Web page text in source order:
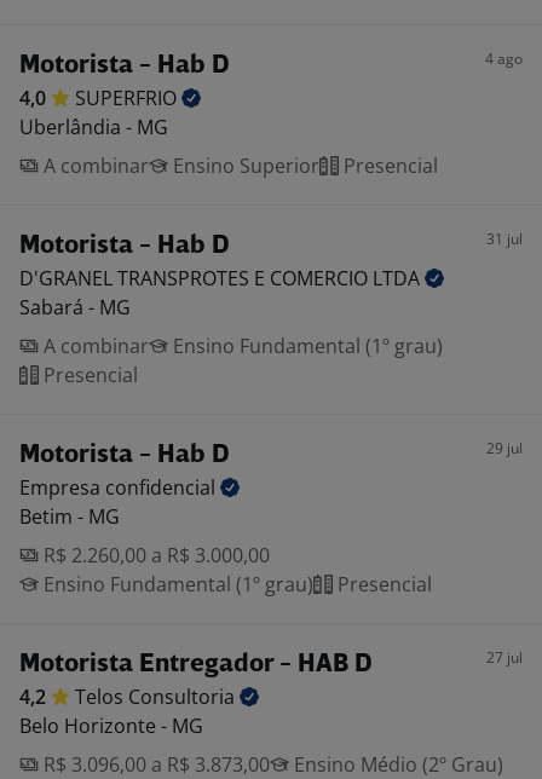
Motorista - Hab D 4 ago
4,0
SUPERFRIO
Uberlândia - MG
A combinar
Ensino Superior Presencial
Motorista - Hab D 31 jul
D'GRANEL TRANSPROTES E COMERCIO LTDA
Sabará - MG
A combinar
Ensino Fundamental (1º grau)
Presencial
Motorista - Hab D 29 jul
Empresa confidencial
Betim - MG
R$ 2.260,00 a R$ 3.000,00
Ensino Fundamental (1º grau)
Presencial
Motorista Entregador - HAB D 27 jul
4,2 Telos Consultoria
Belo Horizonte - MG
R$ 3.096,00 a R$ 3.873,00
Ensino Médio (2º Grau)